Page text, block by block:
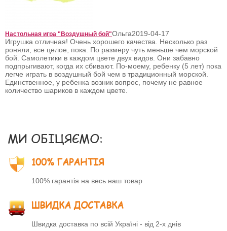
Настольная игра "Воздушный бой"Ольга2019-04-17
Игрушка отличная! Очень хорошего качества. Несколько раз
роняли, все целое, пока. По размеру чуть меньше чем морской
бой. Самолетики в каждом цвете двух видов. Они забавно
подпрыгивают, когда их сбивают. По-моему, ребенку (5 лет) пока
легче играть в воздушный бой чем в традиционный морской.
Единственное, у ребенка возник вопрос, почему не равное
количество шариков в каждом цвете.
МИ ОБІЦЯЄМО:
100% ГАРАНТІЯ
100% гарантія на весь наш товар
ШВИДКА ДОСТАВКА
Швидка доставка по всій Україні - від 2-х днів